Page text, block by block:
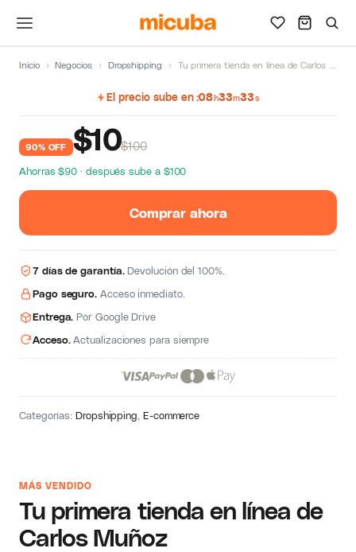
Inicio › Negocios › Dropshipping › Tu primera tienda en línea de Carlos Muñoz
MÁS VENDIDO
Tu primera tienda en línea de
Carlos Muñoz
El precio sube en 08h33m32s
90% OFF $10$100
Ahorras $90 · después sube a $100
Comprar ahora
7 días de garantía.Devolución del 100%.
Pago seguro. Acceso inmediato.
Entrega. Por Google Drive
Acceso.Actualizaciones para siempre
Categorías:Dropshipping E-commerce